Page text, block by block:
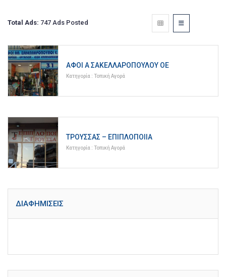
Total Ads: 747 Ads Posted
ΑΦΟΙ Α ΣΑΚΕΛΛΑΡΟΠΟΥΛΟΥ ΟΕ
Κατηγορία : Τοπική Αγορά
ΤΡΟΎΣΣΑΣ – ΕΠΙΠΛΟΠΟΙΊΑ
Κατηγορία : Τοπική Αγορά
ΔΙΑΦΗΜΊΣΕΙΣ